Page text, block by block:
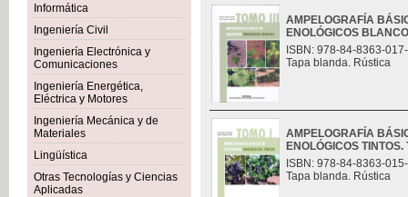
Informática
Ingeniería Civil
Ingeniería Electrónica y
Comunicaciones
Ingeniería Energética,
Eléctrica y Motores
Ingeniería Mecánica y de
Materiales
Lingüística
Otras Tecnologías y Ciencias
Aplicadas
AMPELOGRAFÍA
ENOLÓGICOS
ISBN: 978-84-8363-
Tapa blanda. Rústica
AMPELOGRAFÍA
ENOLÓGICOS TINTOS.
ISBN: 978-84-8363-
Tapa blanda. Rústica